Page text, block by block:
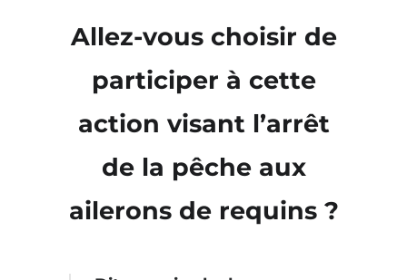
Allez-vous choisir de
participer à cette
action visant l’arrêt
de la pêche aux
ailerons de requins ?